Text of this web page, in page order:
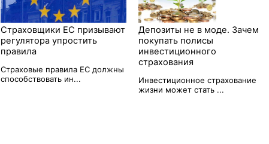
Страховщики ЕС призывают
регулятора упростить
правила
Страховые правила ЕС должны
способствовать ин...
Депозиты не в моде. Зачем
покупать полисы
инвестиционного
страхования
Инвестиционное страхование
жизни может стать ...